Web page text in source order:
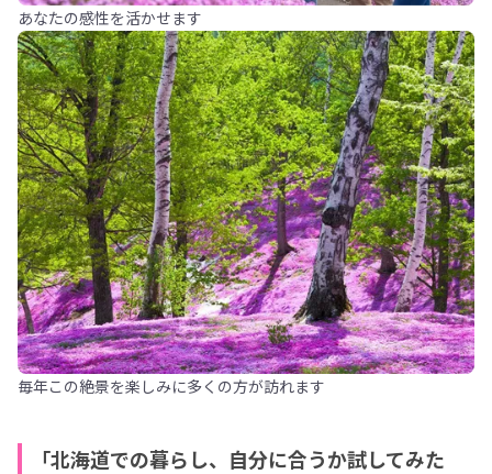
あなたの感性を活かせます
毎年この絶景を楽しみに多くの方が訪れます
「北海道での暮らし、自分に合うか試してみた